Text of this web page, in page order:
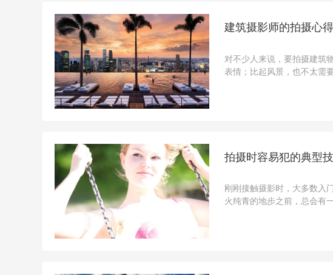
建筑摄影师的拍摄心得
对不少人来说，要拍摄建筑
表情；比起风景，也不太需
摄影师，一定要数来自美
拍摄时容易犯的典型
刚刚接触摄影时，大多数入
火纯青的地步之前，总会有
基于这样一个认知，那就